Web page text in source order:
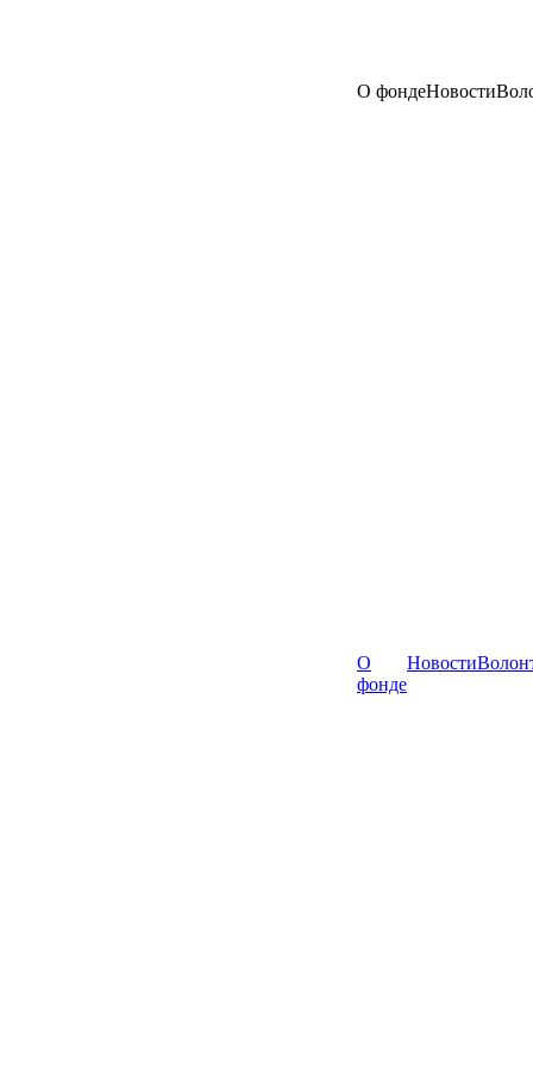
О фондеНовости
О
фонде
Новости